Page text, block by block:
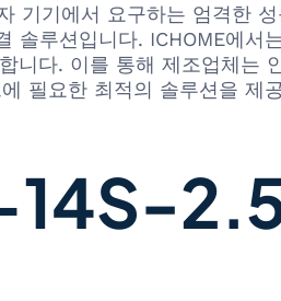
기기에서 요구하는 엄격한
솔루션입니다. ICHOME에
니다. 이를 통해 제조업체는
필요한 최적의 솔루션을 제
14S-